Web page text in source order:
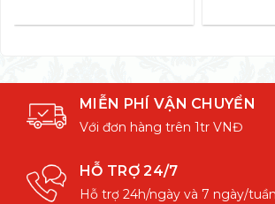
MIỄN PHÍ VẬN CHUYỂN
Với đơn hàng trên 1tr VNĐ
HỖ TRỢ 24/7
Hỗ trợ 24h/ngày và 7 ngày/tuần